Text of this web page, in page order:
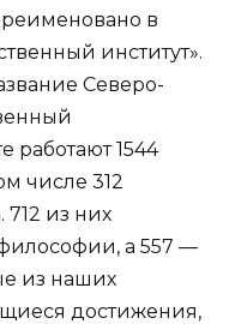
в
институт».
Северо-
работают 1544
числе 312
из них
а 557 —
из наших
достижения,